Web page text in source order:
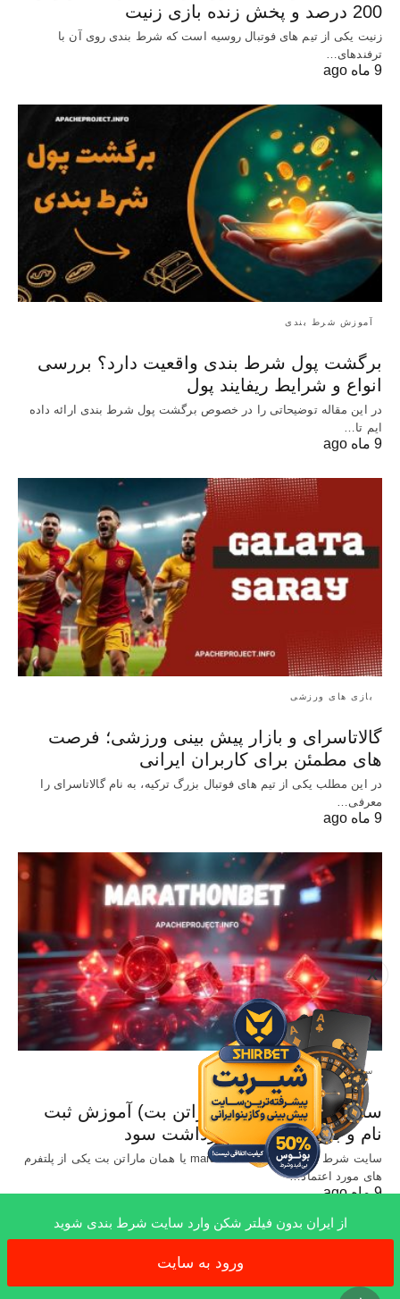
X
200 درصد و پخش زنده بازی زنیت
زنیت یکی از تیم های فوتبال روسیه است که شرط بندی روی آن با
ترفندهای…
9 ماه ago
آموزش شرط بندی
برگشت پول شرط بندی واقعیت دارد؟ بررسی
انواع و شرایط ریفایند پول
در این مقاله توضیحاتی را در خصوص برگشت پول شرط بندی ارائه داده
ایم تا…
9 ماه ago
بازی های ورزشی
گالاتاسرای و بازار پیش‌ بینی ورزشی؛ فرصت‌
های مطمئن برای کاربران ایرانی
در این مطلب یکی از تیم های فوتبال بزرگ ترکیه، به نام گالاتاسرای را
معرفی…
9 ماه ago
سایت معتبر شرط بندی
سایت Marathonbet (ماراتن بت) آموزش ثبت
نام و بررسی شرایط برداشت سود
سایت شرط بندی خارجی marathonbet یا همان ماراتن بت یکی از پلتفرم
های مورد اعتماد…
9 ماه ago
All Rights Reserved
از ایران بدون فیلتر شکن وارد سایت شرط بندی شوید
ورود به سایت